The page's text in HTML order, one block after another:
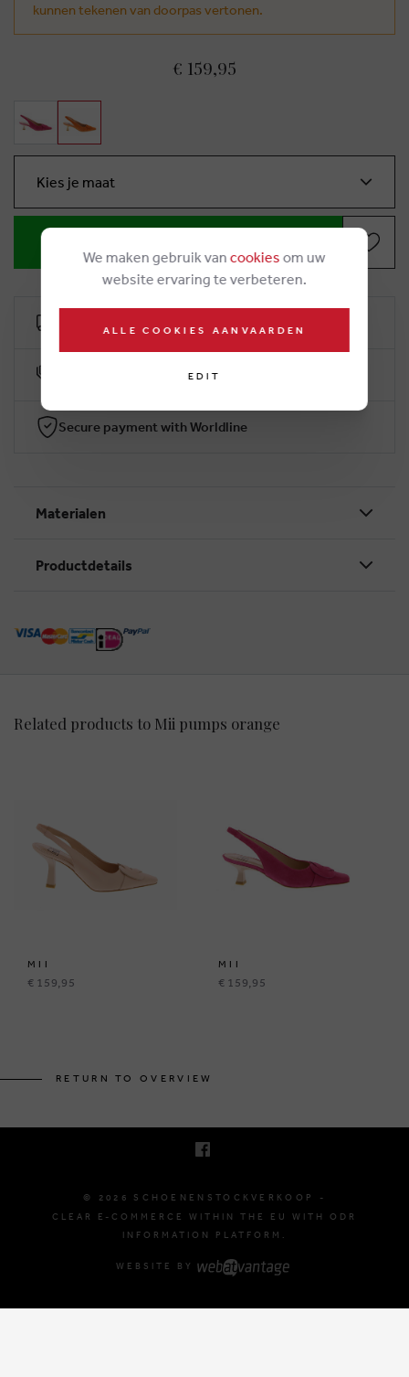
kunnen tekenen van doorpas vertonen.
€ 159,95
Kies je maat
Secure payment with Worldline
Materialen
Productdetails
Related products to Mii pumps orange
MII
€ 159,95
MII
€ 159,95
RETURN TO OVERVIEW
© 2026 SCHOENENSTOCKVERKOOP -
CLEAR E-COMMERCE WITHIN THE EU WITH ODR
INFORMATION PLATFORM.
WEBSITE BY
We maken gebruik van cookies om uw
website ervaring te verbeteren.
ALLE COOKIES AANVAARDEN
EDIT